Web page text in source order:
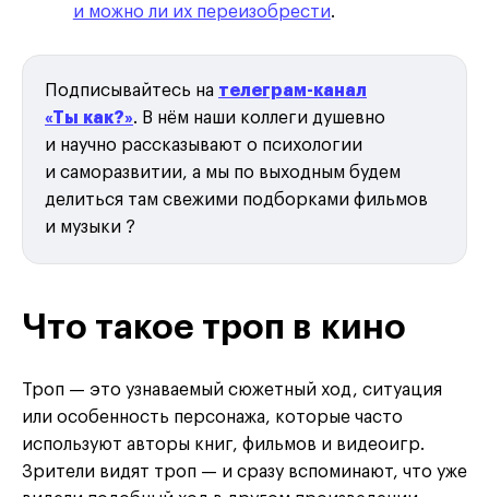
и можно ли их переизобрести.
Подписывайтесь на телеграм-канал
«Ты как?». В нём наши коллеги душевно
и научно рассказывают о психологии
и саморазвитии, а мы по выходным будем
делиться там свежими подборками фильмов
и музыки ?
Что такое троп в кино
Троп — это узнаваемый сюжетный ход, ситуация
или особенность персонажа, которые часто
используют авторы книг, фильмов и видеоигр.
Зрители видят троп — и сразу вспоминают, что уже